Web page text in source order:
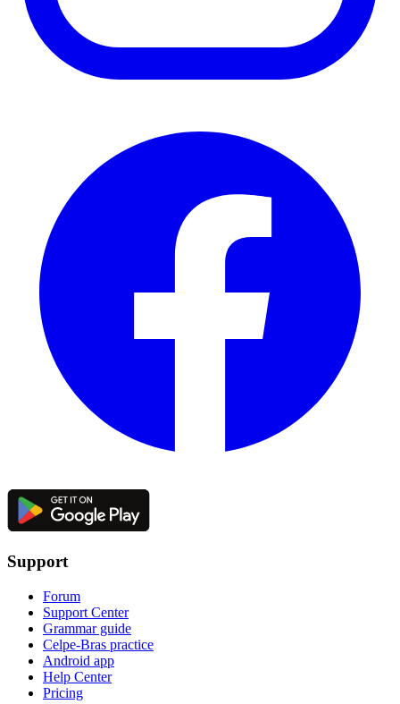
Support
Forum
Support Center
Grammar guide
Celpe-Bras practice
Android app
Help Center
Pricing